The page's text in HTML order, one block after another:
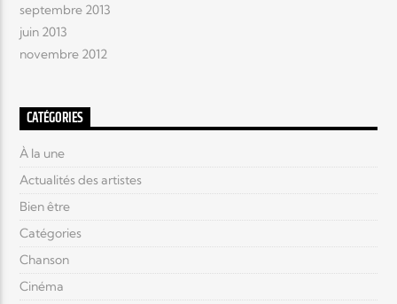
septembre 2013
juin 2013
novembre 2012
CATÉGORIES
À la une
Actualités des artistes
Bien être
Catégories
Chanson
Cinéma